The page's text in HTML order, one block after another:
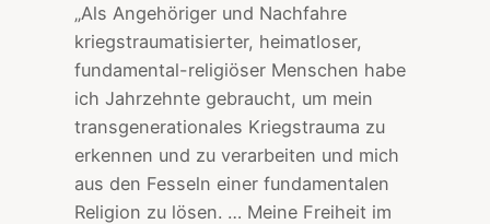
„Als Angehöriger und Nachfahre
kriegstraumatisierter, heimatloser,
fundamental-religiöser Menschen habe
ich Jahrzehnte gebraucht, um mein
transgenerationales Kriegstrauma zu
erkennen und zu verarbeiten und mich
aus den Fesseln einer fundamentalen
Religion zu lösen. … Meine Freiheit im